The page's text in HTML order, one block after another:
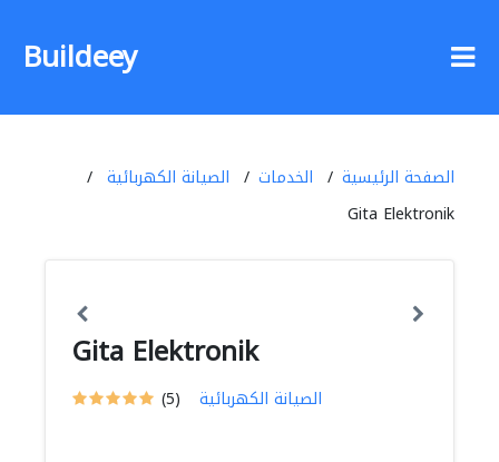
Buildeey
الصفحة الرئيسية الخدمات
الصيانة الكهربائية
Gita Elektronik
Gita Elektronik
(5) الصيانة الكهربائية